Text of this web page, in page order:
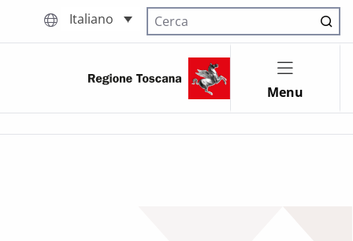
Italiano
Cerca nel sito
Menu